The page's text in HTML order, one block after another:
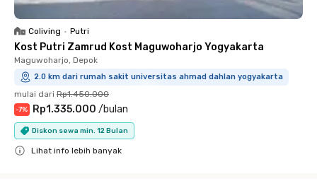
Coliving • Putri
Kost Putri Zamrud Kost Maguwoharjo Yogyakarta
Maguwoharjo, Depok
2.0 km dari rumah sakit universitas ahmad dahlan yogyakarta
mulai dari Rp1.450.000
-7% Rp1.335.000 /bulan
Diskon sewa min. 12 Bulan
Lihat info lebih banyak